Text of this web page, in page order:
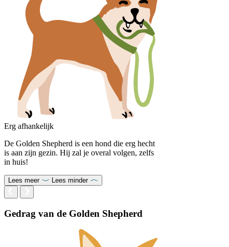
Erg afhankelijk
De Golden Shepherd is een hond die erg hecht
is aan zijn gezin. Hij zal je overal volgen, zelfs
in huis!
Lees meer Lees minder
Gedrag van de Golden Shepherd